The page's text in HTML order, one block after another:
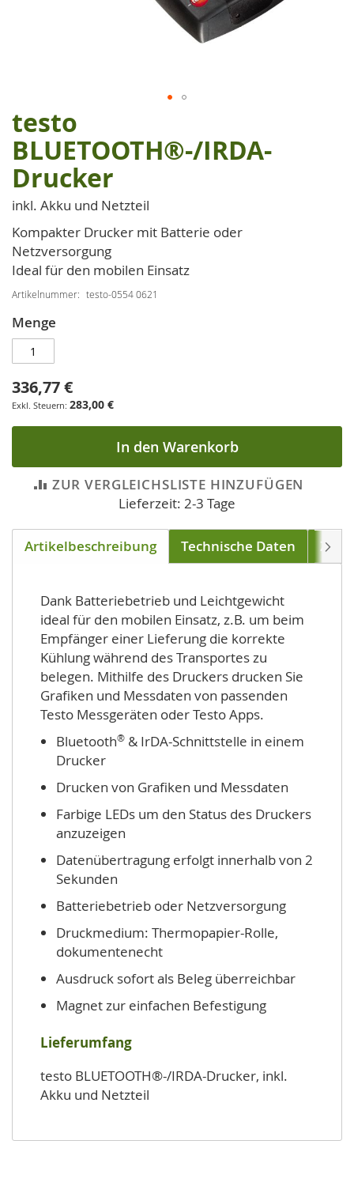
Zum
Anfang
der
Bildgalerie
springen
testo
BLUETOOTH®-/IRDA-
Drucker
inkl. Akku und Netzteil
Kompakter Drucker mit Batterie oder
Netzversorgung
Ideal für den mobilen Einsatz
Artikelnummer testo-0554 0621
Menge
336,77 €
283,00 €
In den Warenkorb
ZUR VERGLEICHSLISTE HINZUFÜGEN
Lieferzeit: 2-3 Tage
Artikelbeschreibung Technische Daten
Dank Batteriebetrieb und Leichtgewicht
ideal für den mobilen Einsatz, z.B. um beim
Empfänger einer Lieferung die korrekte
Kühlung während des Transportes zu
belegen. Mithilfe des Druckers drucken Sie
Grafiken und Messdaten von passenden
Testo Messgeräten oder Testo Apps.
Bluetooth® & IrDA-Schnittstelle in einem
Drucker
Drucken von Grafiken und Messdaten
Farbige LEDs um den Status des Druckers
anzuzeigen
Datenübertragung erfolgt innerhalb von 2
Sekunden
Batteriebetrieb oder Netzversorgung
Druckmedium: Thermopapier-Rolle,
dokumentenecht
Ausdruck sofort als Beleg überreichbar
Magnet zur einfachen Befestigung
Lieferumfang
testo BLUETOOTH®-/IRDA-Drucker, inkl.
Akku und Netzteil